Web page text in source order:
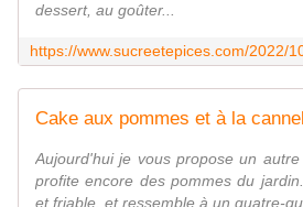
dessert, au goûter...
Aujourd'hui je vous propose un
profite encore des pommes du
et friable, et ressemble à un quatre-